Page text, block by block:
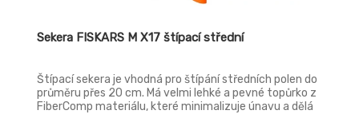
Sekera FISKARS M X17 štípací střední
Štípací sekera je vhodná pro štípání středních polen do
průměru přes 20 cm. Má velmi lehké a pevné topůrko z
FiberComp materiálu, které minimalizuje únavu a dělá